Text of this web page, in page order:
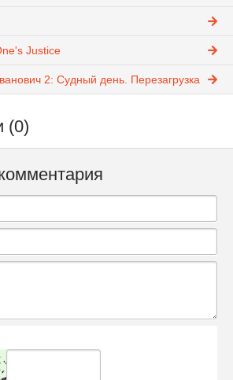
Justice
2: Судный день. Перезагрузка
(0)